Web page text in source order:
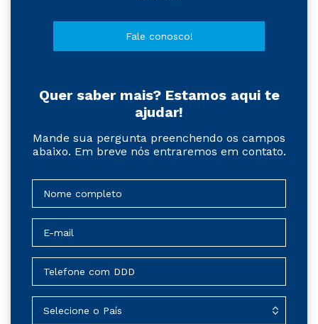
Fale conosco!
Quer saber mais? Estamos aqui te
ajudar!
Mande sua pergunta preenchendo os campos
abaixo. Em breve nós entraremos em contato.